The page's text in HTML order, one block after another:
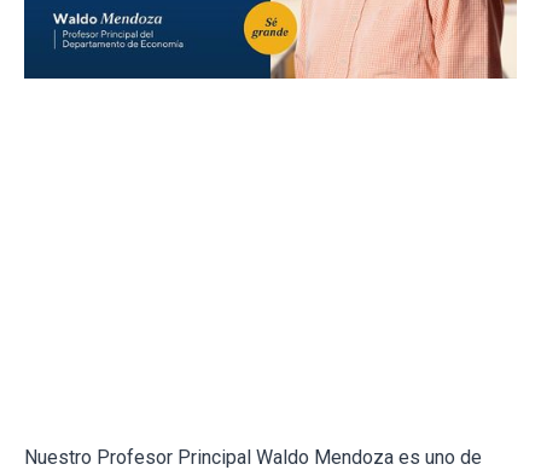
Nuestro Profesor Principal Waldo Mendoza es uno de